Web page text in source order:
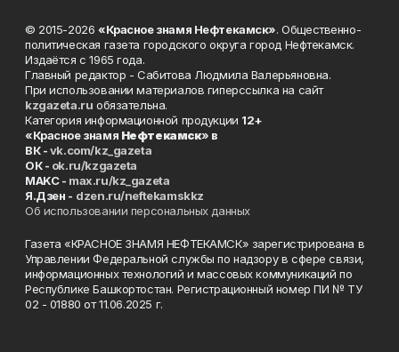
© 2015-2026 «Красное знамя Нефтекамск». Общественно-
политическая газета городского округа город Нефтекамск.
Издаётся с 1965 года.
Главный редактор - Сабитова Людмила Валерьяновна.
При использовании материалов гиперссылка на сайт
kzgazeta.ru обязательна.
Категория информационной продукции 12+
«Красное знамя Нефтекамск» в
ВК -vk.com/kz_gazeta
ОК - ok.ru/kzgazeta
MAKC - max.ru/kz_gazeta
Я.Дзен - dzen.ru/neftekamskkz
Об использовании персональных данных
Газета «КРАСНОЕ ЗНАМЯ НЕФТЕКАМСК» зарегистрирована в
Управлении Федеральной службы по надзору в сфере связи,
информационных технологий и массовых коммуникаций по
Республике Башкортостан. Регистрационный номер ПИ № ТУ
02 - 01880 от 11.06.2025 г.